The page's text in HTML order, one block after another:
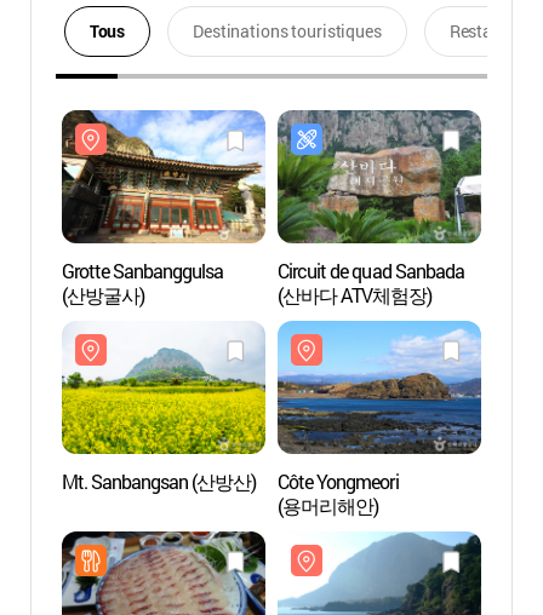
Tous Destinations touristiques Restaurants
Grotte Sanbanggulsa
(산방굴사)
Circuit de quad Sanbada
(산바다 ATV체험장)
Mt. Sanbangsan (산방산)
Côte Yongmeori
(용머리해안)